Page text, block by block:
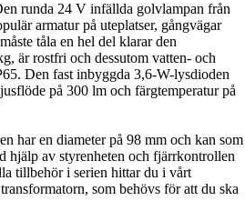
runda 24 V infällda golvlampan från
armatur på uteplatser, gångvägar
tåla en hel del klarar den
är rostfri och dessutom vatten- och
Den fast inbyggda 3,6-W-lysdioden
på 300 lm och färgtemperatur på
har en diameter på 98 mm och kan som
hjälp av styrenheten och fjärrkontrollen
tillbehör i serien hittar du i vårt
som behövs för att du ska